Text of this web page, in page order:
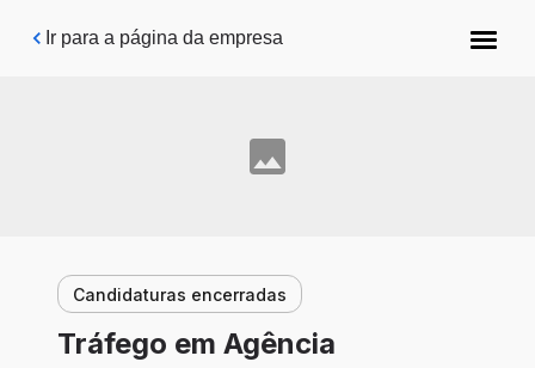
Pular para o conteúdo principal
Ir para a página da empresa
Candidaturas encerradas
Tráfego em Agência